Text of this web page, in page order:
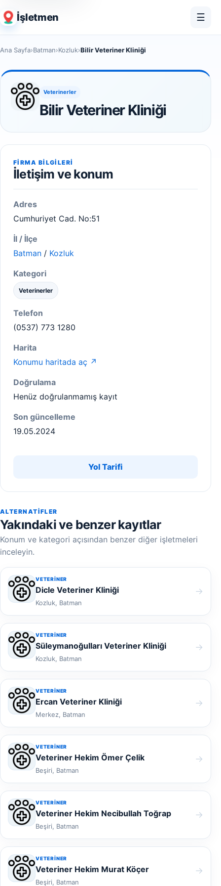
İşletmen ☰
Ana Sayfa›Batman›Kozluk›Bilir Veteriner Kliniği
Veterinerler
Bilir Veteriner Kliniği
FIRMA BILGILERI
İletişim ve konum
Adres
Cumhuriyet Cad. No:51
İl / İlçe
Batman / Kozluk
Kategori
Veterinerler
Telefon
(0537) 773 1280
Harita
Konumu haritada aç ↗
Doğrulama
Henüz doğrulanmamış kayıt
Son güncelleme
19.05.2024
Yol Tarifi
ALTERNATIFLER
Yakındaki ve benzer kayıtlar
Konum ve kategori açısından benzer diğer işletmeleri
inceleyin.
VETERINER
Dicle Veteriner Kliniği
Kozluk, Batman
→
VETERINER
Süleymanoğulları Veteriner Kliniği
Kozluk, Batman
→
VETERINER
Ercan Veteriner Kliniği
Merkez, Batman
→
VETERINER
Veteriner Hekim Ömer Çelik
Beşiri, Batman
→
VETERINER
Veteriner Hekim Necibullah Toğrap
Beşiri, Batman
→
VETERINER
Veteriner Hekim Murat Köçer
Beşiri, Batman
→